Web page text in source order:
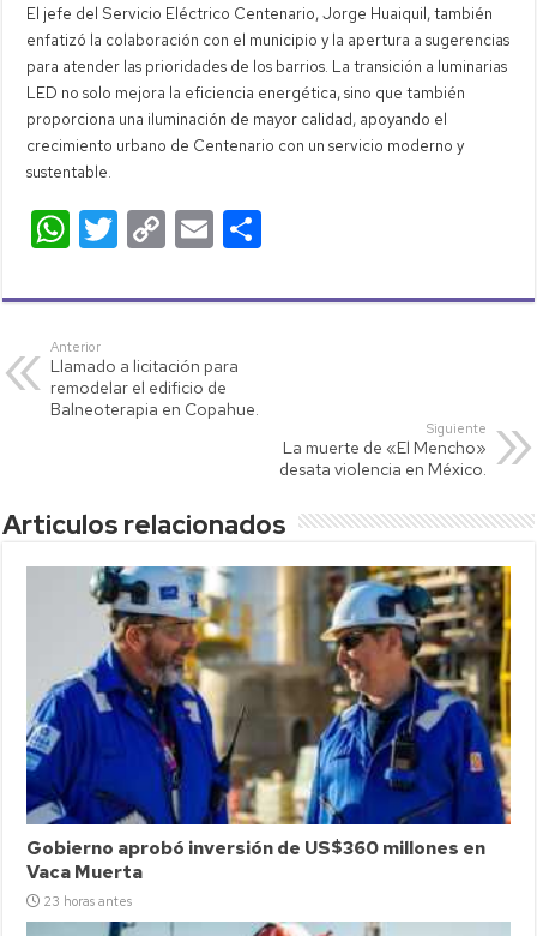
El jefe del Servicio Eléctrico Centenario, Jorge Huaiquil, también
enfatizó la colaboración con el municipio y la apertura a sugerencias
para atender las prioridades de los barrios. La transición a luminarias
LED no solo mejora la eficiencia energética, sino que también
proporciona una iluminación de mayor calidad, apoyando el
crecimiento urbano de Centenario con un servicio moderno y
sustentable.
W
at
s
A
p
T
tt
C
p
Li
nk
E
ail m
Anterior
Llamado a licitación para
remodelar el edificio de
Balneoterapia en Copahue.
Siguiente
La muerte de «El Mencho»
desata violencia en México.
Articulos relacionados
Gobierno aprobó inversión de US$360 millones en
Vaca Muerta
23 horas antes